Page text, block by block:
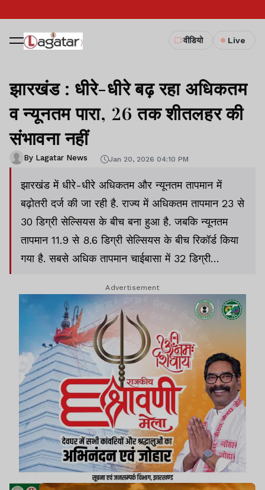
वीडियो Live
झारखंड : धीरे-धीरे बढ़ रहा अधिकतम
व न्यूनतम पारा, 26 तक शीतलहर की
संभावना नहीं
By Lagatar News Jan 20, 2026 04:10 PM
झारखंड में धीरे-धीरे अधिकतम और न्यूनतम तापमान में
बढ़ोतरी दर्ज की जा रही है. राज्य में अधिकतम तापमान 23 से
30 डिग्री सेल्सियस के बीच बना हुआ है. जबकि न्यूनतम
तापमान 11.9 से 8.6 डिग्री सेल्सियस के बीच रिकॉर्ड किया
गया है. सबसे अधिक तापमान चाईबासा में 32 डिग्री
सेल्सियस दर्ज किया गया.
Advertisement